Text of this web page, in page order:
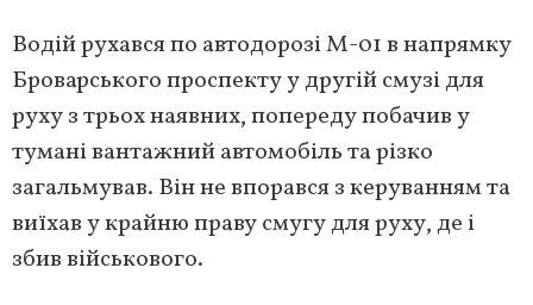
Водій рухався по автодорозі М-01 в напрямку
Броварського проспекту у другій смузі для
руху з трьох наявних, попереду побачив у
тумані вантажний автомобіль та різко
загальмував. Він не впорався з керуванням та
виїхав у крайню праву смугу для руху, де і
збив військового.